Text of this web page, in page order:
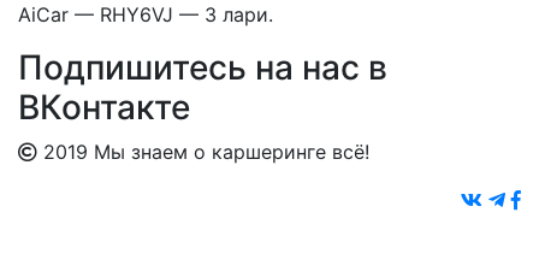
AiCar — RHY6VJ — 3 лари.
Подпишитесь на нас в
ВКонтакте
2019 Мы знаем о каршеринге всё!